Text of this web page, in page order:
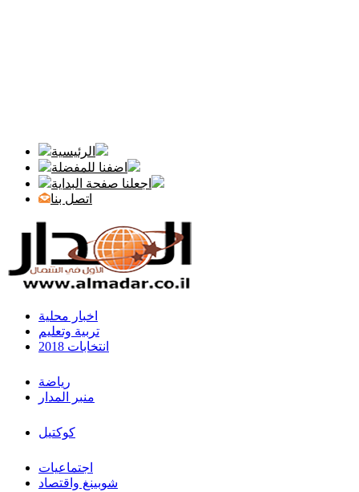
الرئيسية
اضفنا للمفضلة
اجعلنا صفحة البداية
اتصل بنا
اخبار محلية
تربية وتعليم
انتخابات 2018
رياضة
منبر المدار
كوكتيل
اجتماعيات
شوبينغ واقتصاد